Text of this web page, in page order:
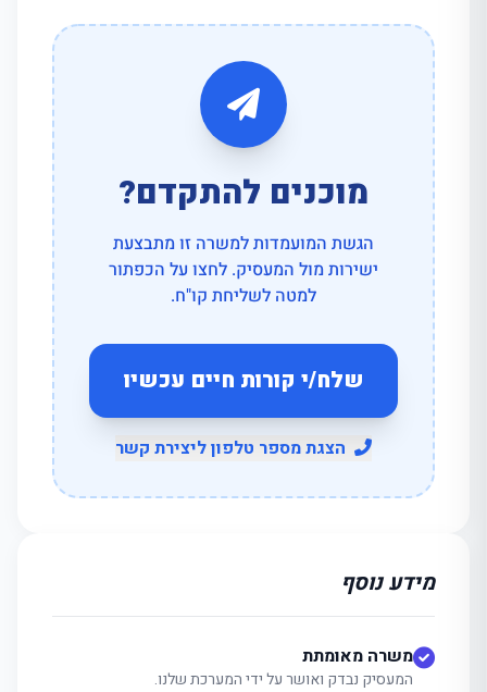
מוכנים להתקדם?
הגשת המועמדות למשרה זו מתבצעת
ישירות מול המעסיק. לחצו על הכפתור
למטה לשליחת קו"ח.
שלח/י קורות חיים עכשיו
הצגת מספר טלפון ליצירת קשר
מידע נוסף
משרה מאומתת
המעסיק נבדק ואושר על ידי המערכת שלנו.